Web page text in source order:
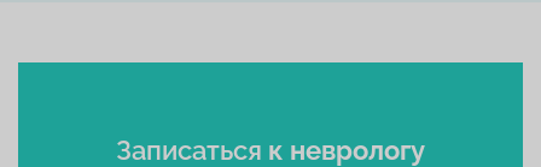
Записаться к неврологу